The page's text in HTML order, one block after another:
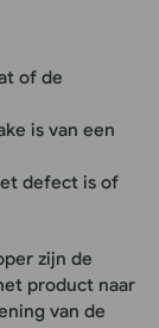
of de
is van een
defect is of
zijn de
product naar
van de